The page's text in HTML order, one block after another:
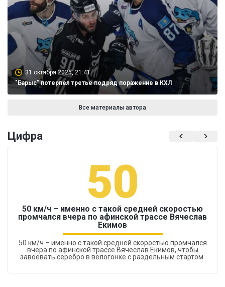
31 октября 2025, 21:41
"Барыс" потерпел третье подряд поражение в КХЛ
Все материалы автора
Цифра
50
50 км/ч – именно с такой средней скоростью
промчался вчера по афинской трассе Вячеслав
Екимов
50 км/ч – именно с такой средней скоростью промчался
вчера по афинской трассе Вячеслав Екимов, чтобы
завоевать серебро в велогонке с раздельным стартом.